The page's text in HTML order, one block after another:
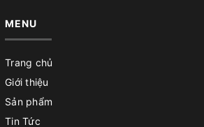
MENU
Trang chủ
Giới thiệu
Sản phẩm
Tin Tức